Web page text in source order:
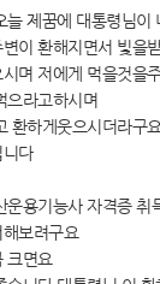
방청신청
예약하기
확인/취소
늘 제꿈에 대통령님이
이 환해지면서 빛을
며 저에게 먹을것을
으라고하시며
환하게웃으시더라구요
니다
운용기능사 자격증 취
보려구요
크면요